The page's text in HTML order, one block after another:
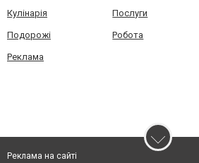
Кулінарія Послуги
Подорожі Робота
Реклама
Реклама на сайті